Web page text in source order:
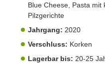
Blue Cheese, Pasta
Pilzgerichte
Jahrgang: 2020
Verschluss: Korken
Lagerbar bis: 20-25